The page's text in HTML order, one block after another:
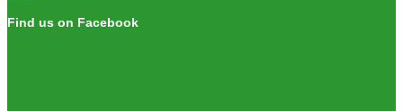
Find us on Facebook